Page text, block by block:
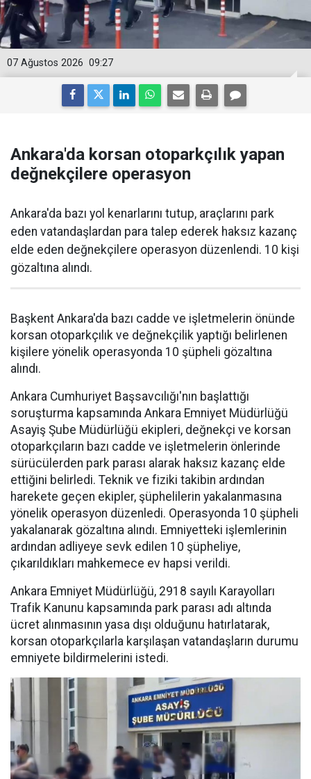
09:27
07 Ağustos 2026
Ankara'da korsan otoparkçılık yapan
değnekçilere operasyon
Ankara'da bazı yol kenarlarını tutup, araçlarını park
eden vatandaşlardan para talep ederek haksız kazanç
elde eden değnekçilere operasyon düzenlendi. 10 kişi
gözaltına alındı.
Başkent Ankara'da bazı cadde ve işletmelerin önünde
korsan otoparkçılık ve değnekçilik yaptığı belirlenen
kişilere yönelik operasyonda 10 şüpheli gözaltına
alındı.
Ankara Cumhuriyet Başsavcılığı'nın başlattığı
soruşturma kapsamında Ankara Emniyet Müdürlüğü
Asayiş Şube Müdürlüğü ekipleri, değnekçi ve korsan
otoparkçıların bazı cadde ve işletmelerin önlerinde
sürücülerden park parası alarak haksız kazanç elde
ettiğini belirledi. Teknik ve fiziki takibin ardından
harekete geçen ekipler, şüphelilerin yakalanmasına
yönelik operasyon düzenledi. Operasyonda 10 şüpheli
yakalanarak gözaltına alındı. Emniyetteki işlemlerinin
ardından adliyeye sevk edilen 10 şüpheliye,
çıkarıldıkları mahkemece ev hapsi verildi.
Ankara Emniyet Müdürlüğü, 2918 sayılı Karayolları
Trafik Kanunu kapsamında park parası adı altında
ücret alınmasının yasa dışı olduğunu hatırlatarak,
korsan otoparkçılarla karşılaşan vatandaşların durumu
emniyete bildirmelerini istedi.